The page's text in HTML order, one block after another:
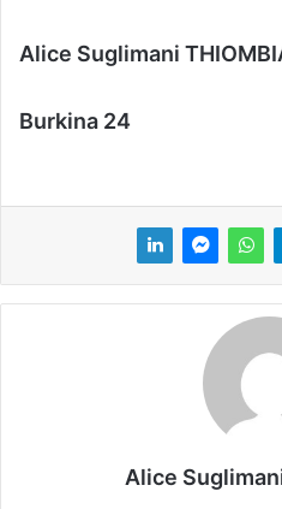
Alice Suglimani
Burkina 24
Alice